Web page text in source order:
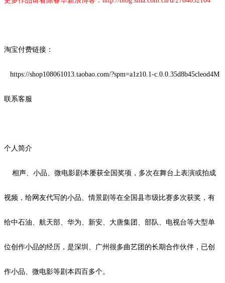
淘宝付费链接：
https://shop108061013.taobao.com/?spm=a1z10.1-c.0.0.35d8b45cleod4M
联系客服
个人简介
相声、小品、微电影剧本屡获全国奖项，多次在舞台上表演或拍成
视频，给网友代写的小品、情景剧等在全国县市级比赛多次获奖，有
给中石油、航天部、华为、新安、大唐集团、部队、电视台等大型单
位创作小品的经历，是深圳、广州很多曲艺团的长期合作伙伴，已创
作小品、微电影等剧本四百多个。